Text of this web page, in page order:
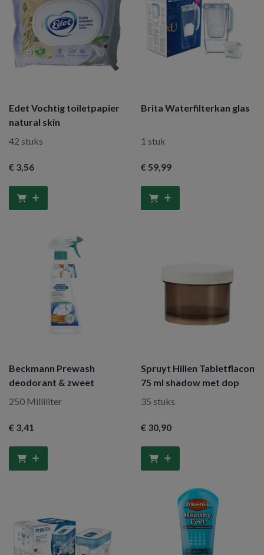
Edet Vochtig toiletpapier
natural skin
42 stuks
€ 3,56
Brita Waterfilterkan glas
1 stuk
€ 59,99
Beckmann Prewash
deodorant & zweet
250 Milliliter
€ 3,41
Spruyt Hillen Tabletflacon
75 ml shadow met dop
35 stuks
€ 30,90